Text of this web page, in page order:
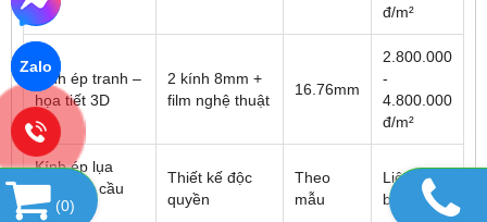
đ/m²
Kính ép tranh –
họa tiết 3D
2 kính 8mm +
film nghệ thuật
16.76mm
2.800.000
-
4.800.000
đ/m²
Kính ép lụa
theo yêu cầu
riêng
Thiết kế độc
quyền
Theo
mẫu
Liên hệ
báo giá
(0)
Zalo